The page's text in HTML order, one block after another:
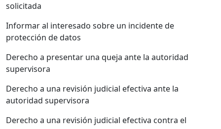
solicitada
Informar al interesado sobre un incidente de
protección de datos
Derecho a presentar una queja ante la autoridad
supervisora
Derecho a una revisión judicial efectiva ante la
autoridad supervisora
Derecho a una revisión judicial efectiva contra el